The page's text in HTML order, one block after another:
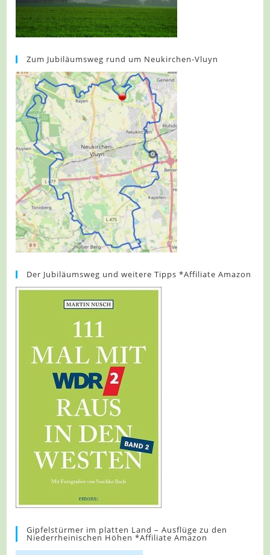
Zum Jubiläumsweg rund um Neukirchen-Vluyn
Der Jubiläumsweg und weitere Tipps *Affiliate Amazon
Gipfelstürmer im platten Land – Ausflüge zu den
Niederrheinischen Höhen *Affiliate Amazon